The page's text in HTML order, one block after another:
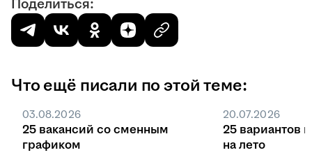
Поделиться:
Что ещё писали по этой теме:
03.08.2026
25 вакансий со сменным
графиком
20.07.2026
25 вариантов
на лето